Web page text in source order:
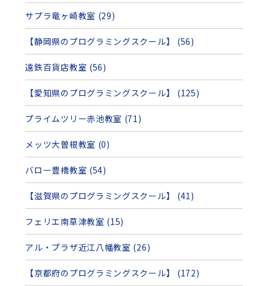
サプラ竜ヶ崎教室 (29)
【静岡県のプログラミングスクール】 (56)
遠鉄百貨店教室 (56)
【愛知県のプログラミングスクール】 (125)
プライムツリー赤池教室 (71)
メッツ大曽根教室 (0)
バロー豊橋教室 (54)
【滋賀県のプログラミングスクール】 (41)
フェリエ南草津教室 (15)
アル・プラザ近江八幡教室 (26)
【京都府のプログラミングスクール】 (172)